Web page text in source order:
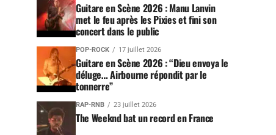
Guitare en Scène 2026 : Manu Lanvin
met le feu après les Pixies et fini son
concert dans le public
POP-ROCK 17 juillet 2026
Guitare en Scène 2026 : “Dieu envoya le
déluge… Airbourne répondit par le
tonnerre”
RAP-RNB 23 juillet 2026
The Weeknd bat un record en France